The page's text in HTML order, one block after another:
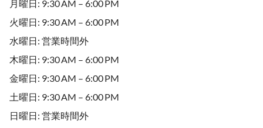
月曜日: 9:30 AM – 6:00 PM
火曜日: 9:30 AM – 6:00 PM
水曜日: 営業時間外
木曜日: 9:30 AM – 6:00 PM
金曜日: 9:30 AM – 6:00 PM
土曜日: 9:30 AM – 6:00 PM
日曜日: 営業時間外